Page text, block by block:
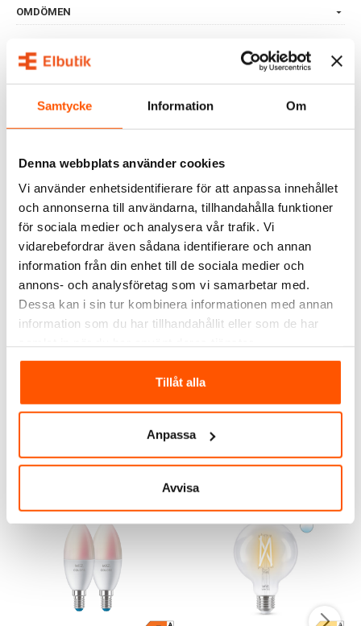
Samtycke Information Om
Denna webbplats använder cookies
Vi använder enhetsidentifierare för att anpassa innehållet
och annonserna till användarna, tillhandahålla funktioner
för sociala medier och analysera vår trafik. Vi
vidarebefordrar även sådana identifierare och annan
information från din enhet till de sociala medier och
annons- och analysföretag som vi samarbetar med.
Dessa kan i sin tur kombinera informationen med annan
information som du har tillhandahållit eller som de har
Tillåt alla
Anpassa
Avvisa
OMDÖMEN
lampa RGBW E27
Namron
159,00 kr
I webblager: 6 st
Namron LED Normal Opal
E27 13W 4000K Dim
Namron
75,00 kr
I webblager: 77 st
ANDRA KUNDER KÖPTE ÄVEN